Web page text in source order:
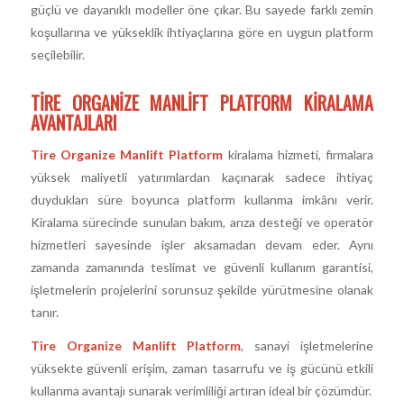
güçlü ve dayanıklı modeller öne çıkar. Bu sayede farklı zemin
koşullarına ve yükseklik ihtiyaçlarına göre en uygun platform
seçilebilir.
TIRE ORGANIZE MANLIFT PLATFORM KIRALAMA
AVANTAJLARI
Tire Organize Manlift Platform kiralama hizmeti, firmalara
yüksek maliyetli yatırımlardan kaçınarak sadece ihtiyaç
duydukları süre boyunca platform kullanma imkânı verir.
Kiralama sürecinde sunulan bakım, arıza desteği ve operatör
hizmetleri sayesinde işler aksamadan devam eder. Aynı
zamanda zamanında teslimat ve güvenli kullanım garantisi,
işletmelerin projelerini sorunsuz şekilde yürütmesine olanak
tanır.
Tire Organize Manlift Platform, sanayi işletmelerine
yüksekte güvenli erişim, zaman tasarrufu ve iş gücünü etkili
kullanma avantajı sunarak verimliliği artıran ideal bir çözümdür.